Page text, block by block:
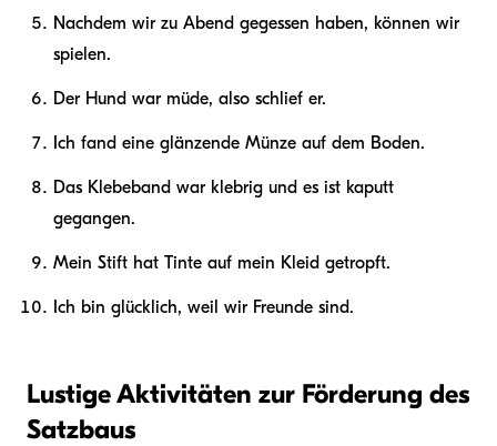
Nachdem wir zu Abend gegessen haben, können wir
spielen.
Der Hund war müde, also schlief er.
Ich fand eine glänzende Münze auf dem Boden.
Das Klebeband war klebrig und es ist kaputt
gegangen.
Mein Stift hat Tinte auf mein Kleid getropft.
Ich bin glücklich, weil wir Freunde sind.
Lustige Aktivitäten zur Förderung des
Satzbaus